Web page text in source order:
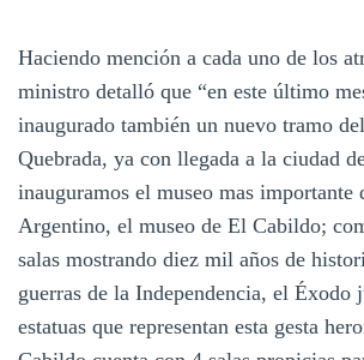
Haciendo mención a cada uno de los
ministro detalló que “en este último
inaugurado también un nuevo tramo
Quebrada, ya con llegada a la ciudad
inauguramos el museo mas importante
Argentino, el museo de El Cabildo;
salas mostrando diez mil años de
guerras de la Independencia, el Éxodo
estatuas que representan esta gesta